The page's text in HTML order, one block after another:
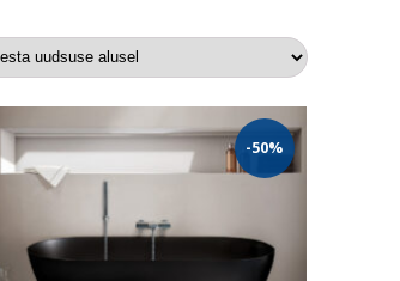
-50%